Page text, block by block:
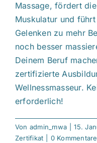
Massage, fördert
Muskulatur und
Gelenken zu mehr
noch besser
Deinem Beruf
zertifizierte
Wellnessmasseur.
erforderlich!
Von admin_mwa 15.
Zertifikat
0 Kommentare